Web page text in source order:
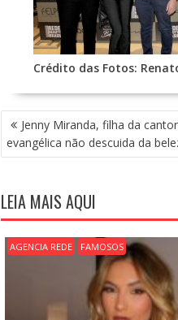
Crédito das Fotos:
N
A
V
G
A
Ç
Ã
O
Jenny Miranda, filha da
evangélica não descuida da
LEIA MAIS AQUI
AGENCIA REDE FAMOSOS